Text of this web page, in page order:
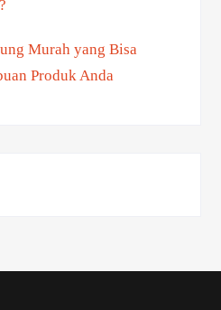
Murah yang Bisa
Produk Anda